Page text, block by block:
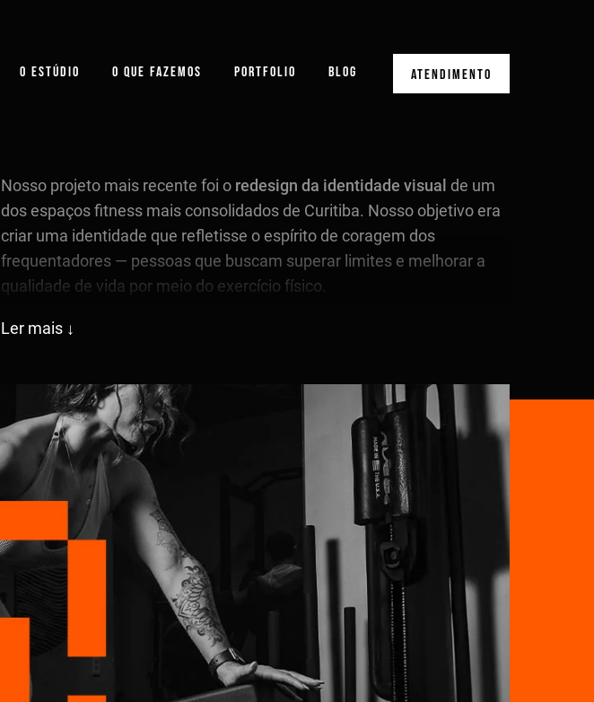
ATENDIMENTO
O ESTÚDIO O QUE FAZEMOS PORTFOLIO BLOG
Nosso projeto mais recente foi o redesign da identidade visual de um
dos espaços fitness mais consolidados de Curitiba. Nosso objetivo era
criar uma identidade que refletisse o espírito de coragem dos
frequentadores — pessoas que buscam superar limites e melhorar a
qualidade de vida por meio do exercício físico.
Conceito da Marca
utilizando uma sonoridade similar em inglês. Esse recurso linguístico,
inspirado noleetspeak, é uma forma de escrita abreviada popular em
redes sociais, que traz à marca um tom moderno, acessível e
conectado ao universo digital.
Ler mais